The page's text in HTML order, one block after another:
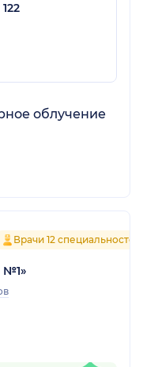
облучение
Врачи 12 специальностей
№1»